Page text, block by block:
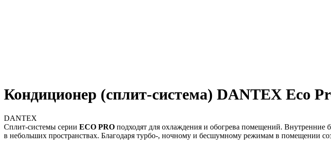
Кондиционер (сплит-система) DANTEX Eco
DANTEX
Сплит-системы серии ECO PRO подходят для охлаждения и обогрева помещений.
в небольших пространствах. Благодаря турбо-, ночному и бесшумному режимам в помещении